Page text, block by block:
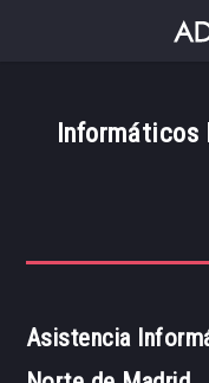
Asistencia